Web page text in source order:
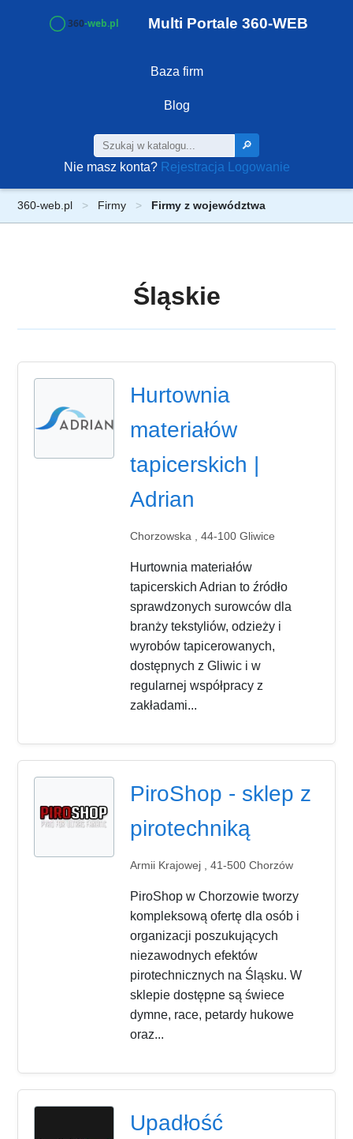
Multi Portale 360-WEB
Baza firm
Blog
🔎
Nie masz konta? Rejestracja Logowanie
360-web.pl Firmy Firmy z województwa
Śląskie
Hurtownia
materiałów
tapicerskich |
Adrian
Chorzowska , 44-100 Gliwice
Hurtownia materiałów
tapicerskich Adrian to źródło
sprawdzonych surowców dla
branży tekstyliów, odzieży i
wyrobów tapicerowanych,
dostępnych z Gliwic i w
regularnej współpracy z
zakładami...
PiroShop - sklep z
pirotechniką
Armii Krajowej , 41-500 Chorzów
PiroShop w Chorzowie tworzy
kompleksową ofertę dla osób i
organizacji poszukujących
niezawodnych efektów
pirotechnicznych na Śląsku. W
sklepie dostępne są świece
dymne, race, petardy hukowe
oraz...
Upadłość